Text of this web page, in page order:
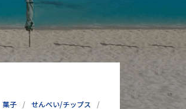
菓子 せんべい/チップス